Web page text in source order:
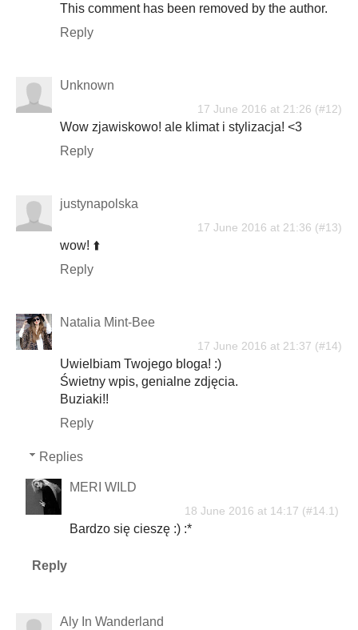
This comment has been removed by the author.
Reply
Unknown
17 June 2016 at 21:26
Wow zjawiskowo! ale klimat i stylizacja! <3
Reply
justynapolska
17 June 2016 at 21:36
wow! ⬆️
Reply
Natalia Mint-Bee
17 June 2016 at 21:37
Uwielbiam Twojego bloga! :)
Świetny wpis, genialne zdjęcia.
Buziaki!!
Reply
Replies
MERI WILD
18 June 2016 at 14:17
Bardzo się cieszę :) :*
Reply
Aly In Wanderland